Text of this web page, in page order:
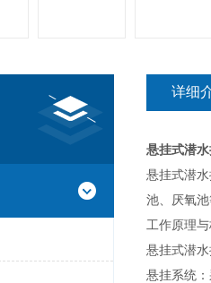
详细
悬挂式潜
悬挂式潜
池、厌氧
工作原理
悬挂式潜
悬挂系统